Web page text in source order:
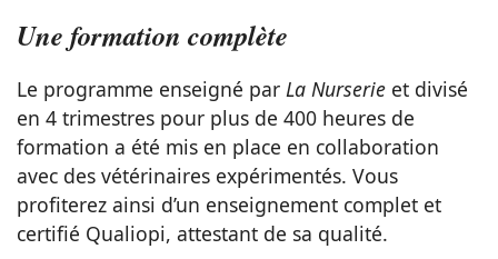
Une formation complète
Le programme enseigné par La Nurserie et divisé
en 4 trimestres pour plus de 400 heures de
formation a été mis en place en collaboration
avec des vétérinaires expérimentés. Vous
profiterez ainsi d’un enseignement complet et
certifié Qualiopi, attestant de sa qualité.